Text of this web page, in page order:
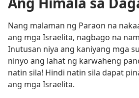
Nang malaman ng Paraon na
ang mga Israelita, nagbago na
Inutusan niya ang kaniyang mga
ninyo ang lahat ng karwaheng
natin sila! Hindi natin sila dapat
ang mga Israelita.